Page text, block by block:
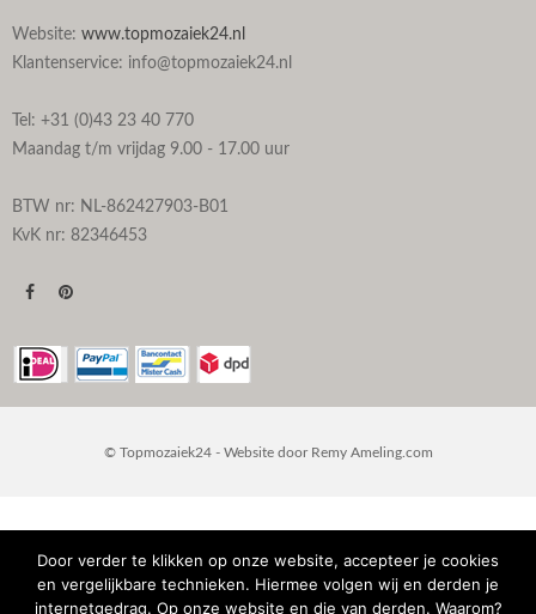
Website: www.topmozaiek24.nl
Klantenservice: info@topmozaiek24.nl
Tel: +31 (0)43 23 40 770
Maandag t/m vrijdag 9.00 - 17.00 uur
BTW nr: NL-862427903-B01
KvK nr: 82346453
© Topmozaiek24 - Website door Remy Ameling.com
Door verder te klikken op onze website, accepteer je cookies
en vergelijkbare technieken. Hiermee volgen wij en derden je
internetgedrag. Op onze website en die van derden. Waarom?